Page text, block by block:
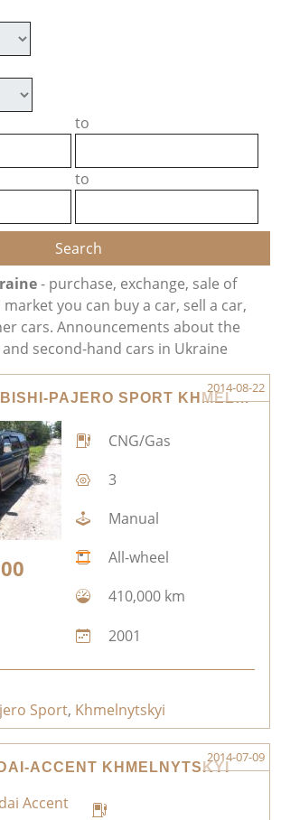
to
to
- purchase, exchange, sale of
you can buy a car, sell a car,
cars. Announcements about the
second-hand cars in Ukraine
SALE MITSUBISHI-PAJERO SPORT KHMELNYTSKYI
2014-08-22
CNG/Gas
3
Manual
All-wheel
410,000 km
2001
Sport, Khmelnytskyi
ACCENT KHMELNYTSKYI
2014-07-09